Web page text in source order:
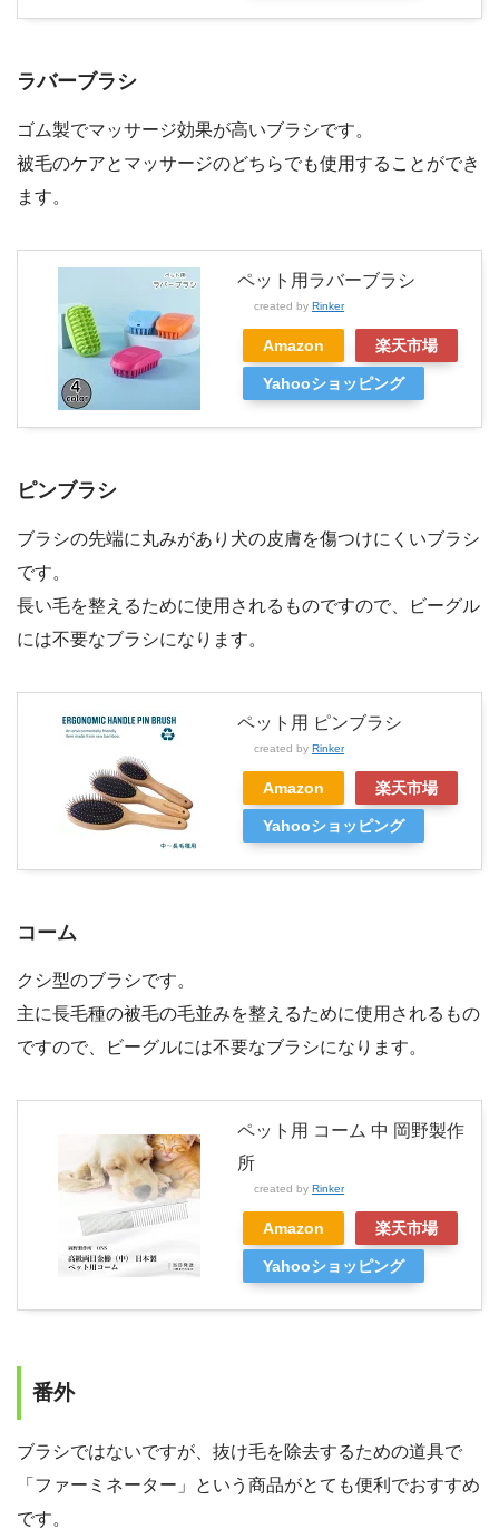
ラバーブラシ
ゴム製でマッサージ効果が高いブラシです。
被毛のケアとマッサージのどちらでも使用することができ
ます。
ペット用ラバーブラシ
created by Rinker
Amazon 楽天市場
Yahooショッピング
ピンブラシ
ブラシの先端に丸みがあり犬の皮膚を傷つけにくいブラシ
です。
長い毛を整えるために使用されるものですので、ビーグル
には不要なブラシになります。
ペット用 ピンブラシ
created by Rinker
Amazon 楽天市場
Yahooショッピング
コーム
クシ型のブラシです。
主に長毛種の被毛の毛並みを整えるために使用されるもの
ですので、ビーグルには不要なブラシになります。
ペット用 コーム 中 岡野製作
所
created by Rinker
Amazon 楽天市場
Yahooショッピング
番外
ブラシではないですが、抜け毛を除去するための道具で
「ファーミネーター」という商品がとても便利でおすすめ
です。